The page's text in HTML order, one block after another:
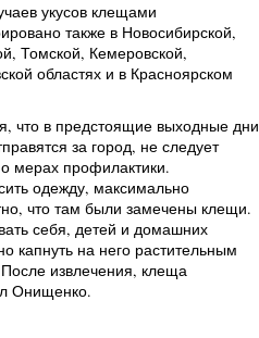
укусов клещами
также в Новосибирской,
Томской, Кемеровской,
областях и в Красноярском
что в предстоящие выходные дни
за город, не следует
мерах профилактики.
одежду, максимально
что там были замечены клещи.
себя, детей и домашних
капнуть на него растительным
извлечения, клеща
Онищенко.